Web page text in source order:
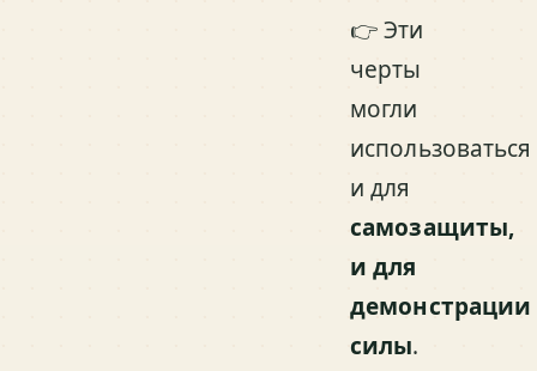
👉 Эти
черты
могли
использоваться
и для
самозащиты,
и для
демонстрации
силы.